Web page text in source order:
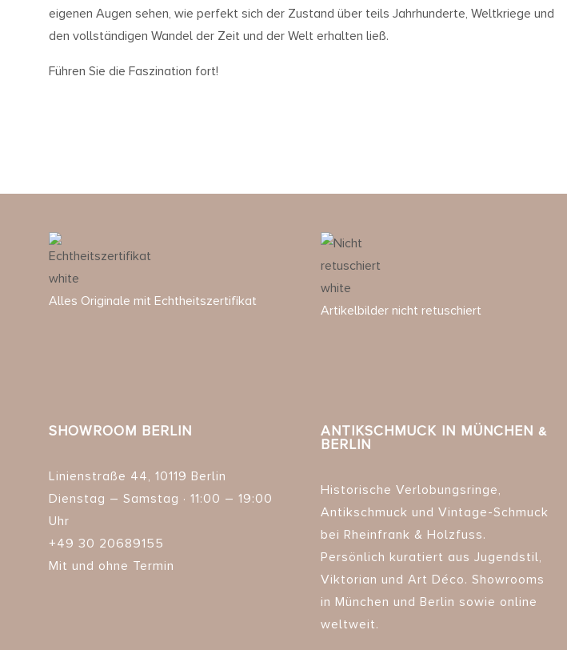
eigenen Augen sehen, wie perfekt sich der Zustand über teils Jahrhunderte, Weltkriege und
den vollständigen Wandel der Zeit und der Welt erhalten ließ.
Führen Sie die Faszination fort!
Alles Originale mit Echtheitszertifikat
Artikelbilder nicht retuschiert
SHOWROOM BERLIN
Linienstraße 44, 10119 Berlin
Dienstag – Samstag · 11:00 – 19:00
Uhr
+49 30 20689155
Mit und ohne Termin
ANTIKSCHMUCK IN MÜNCHEN &
BERLIN
Historische Verlobungsringe,
Antikschmuck und Vintage-Schmuck
bei Rheinfrank & Holzfuss.
Persönlich kuratiert aus Jugendstil,
Viktorian und Art Déco. Showrooms
in München und Berlin sowie online
weltweit.